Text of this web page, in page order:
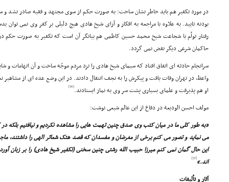
در مورد تکفیر هم باید خاطر نشان ساخت: به صورت حکم از سوى مجتهد و فقیه صادر نشد و
بودنه تایید. به علاوه با مراجعه به افکار و آراى شیخ هادى هیچ دلیلى بر کفر وى نمى توان
رفتار توأم با شجاعت شیخ محمد حسین کاظمى هم بیانگر آن است که تکفیر به صورت حکم
حاکمان شرعى دیگر نقض نمى گردد.
سرانجام حادثه اى اتفاق افتاد که سیماى شیخ هادى را نزد مردم موجّه ساخت و آن اتهامات و
واعظ، در تهران وفات یافت و پیکرش را به نجف انتقال دادند. در این وضع عده اى از
او هم پذیرفت و علماى بسیارى پشت سر وى به نماز ایستادند.[36]
مولف احسن الودیعة در دفاع از این عالم شیعى نوشت:
«به طور کلى ما در میان کتب وى صدق چنین تهمت هایى را مشاهده نکردیم و نیافتیم بلکه
مى نماید و تصور مى کنم برخى از مغرضان و مفسدان که قصد هتک شعائر الهى را داشتند،
این حال گمان نمى کنم میرزا حبیب الله رشتى چنین سخنى (تکفیر شیخ هادى) را بر زبان
اند.»[37]
آثار و تألیفات